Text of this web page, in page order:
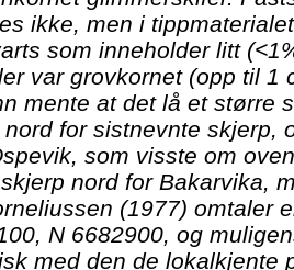
ikke, men i
som inneholder litt
var grovkornet (opp til 1
mente at det lå et større
for sistnevnte skjerp,
som visste om
nord for Bakarvika,
(1977) omtaler
N 6682900, og
med den de lokalkjente